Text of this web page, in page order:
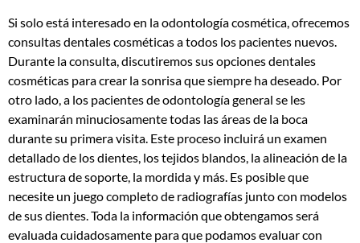
Si solo está interesado en la odontología cosmética, ofrecemos
consultas dentales cosméticas a todos los pacientes nuevos.
Durante la consulta, discutiremos sus opciones dentales
cosméticas para crear la sonrisa que siempre ha deseado. Por
otro lado, a los pacientes de odontología general se les
examinarán minuciosamente todas las áreas de la boca
durante su primera visita. Este proceso incluirá un examen
detallado de los dientes, los tejidos blandos, la alineación de la
estructura de soporte, la mordida y más. Es posible que
necesite un juego completo de radiografías junto con modelos
de sus dientes. Toda la información que obtengamos será
evaluada cuidadosamente para que podamos evaluar con